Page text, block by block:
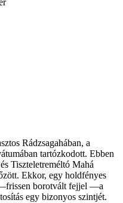
Rádzsagahában, a
tartózkodott. Ebben
Tiszteletreméltó Mahá
Ekkor, egy holdfényes
borotvált fejjel —a
egy bizonyos szintjét.